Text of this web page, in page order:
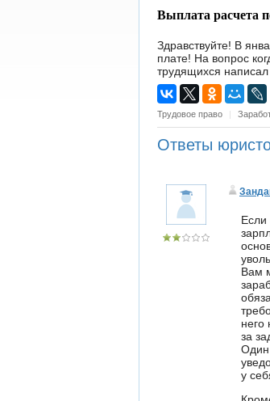
Выплата расчета
Здравствуйте! В
плате! На вопрос
трудящихся написал
Трудовое право |
Ответы
Если
Вам
него
за
Один
у